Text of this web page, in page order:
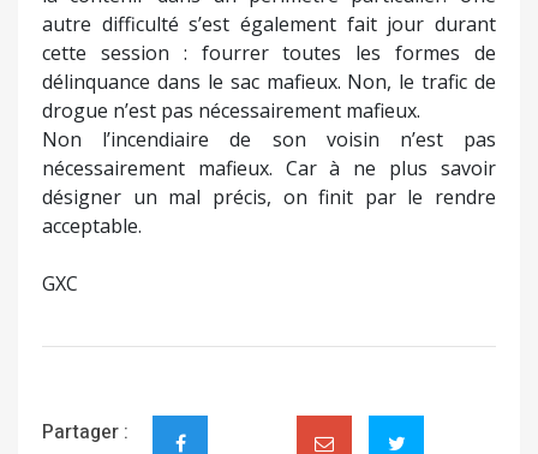
autre difficulté s’est également fait jour durant
cette session : fourrer toutes les formes de
délinquance dans le sac mafieux. Non, le trafic de
drogue n’est pas nécessairement mafieux.
Non l’incendiaire de son voisin n’est pas
nécessairement mafieux. Car à ne plus savoir
désigner un mal précis, on finit par le rendre
acceptable.
GXC
Partager :